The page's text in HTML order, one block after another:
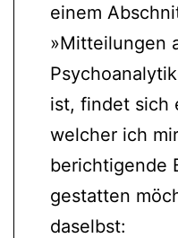
einem
»Mitteilungen
ist, findet sich
welcher ich
berichtigende
gestatten
daselbst: